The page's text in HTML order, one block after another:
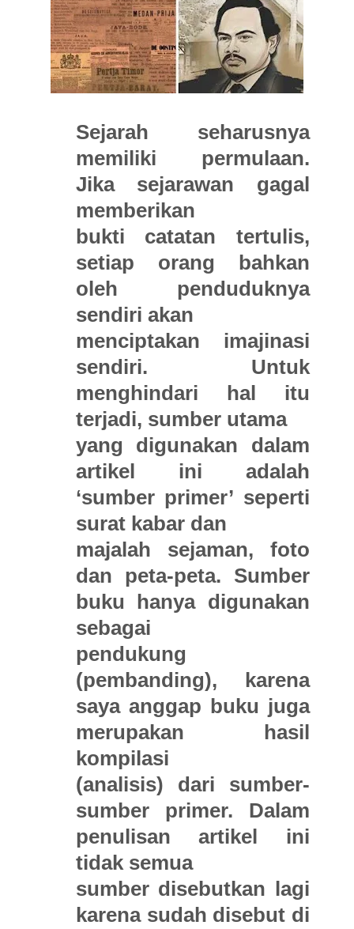
Sejarah seharusnya
memiliki permulaan.
Jika sejarawan gagal
memberikan
bukti catatan tertulis,
setiap orang bahkan
oleh penduduknya
sendiri akan
menciptakan imajinasi
sendiri. Untuk
menghindari hal itu
terjadi, sumber utama
yang digunakan dalam
artikel ini adalah
‘sumber primer’ seperti
surat kabar dan
majalah sejaman, foto
dan peta-peta. Sumber
buku hanya digunakan
sebagai
pendukung
(pembanding), karena
saya anggap buku juga
merupakan hasil
kompilasi
(analisis) dari sumber-
sumber primer. Dalam
penulisan artikel ini
tidak semua
sumber disebutkan lagi
karena sudah disebut di